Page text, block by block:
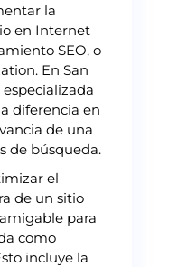
la
en Internet
SEO, o
En San
diferencia en
de una
de búsqueda.
el
de un sitio
para
como
incluye la